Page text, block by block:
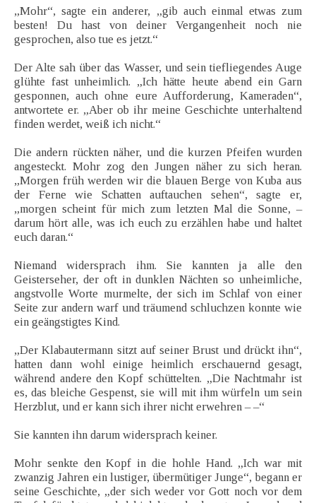
„Mohr“, sagte ein anderer, „gib auch einmal etwas zum
besten! Du hast von deiner Vergangenheit noch nie
gesprochen, also tue es jetzt.“
Der Alte sah über das Wasser, und sein tiefliegendes Auge
glühte fast unheimlich. „Ich hätte heute abend ein Garn
gesponnen, auch ohne eure Aufforderung, Kameraden“,
antwortete er. „Aber ob ihr meine Geschichte unterhaltend
finden werdet, weiß ich nicht.“
Die andern rückten näher, und die kurzen Pfeifen wurden
angesteckt. Mohr zog den Jungen näher zu sich heran.
„Morgen früh werden wir die blauen Berge von Kuba aus
der Ferne wie Schatten auftauchen sehen“, sagte er,
„morgen scheint für mich zum letzten Mal die Sonne, –
darum hört alle, was ich euch zu erzählen habe und haltet
euch daran.“
Niemand widersprach ihm. Sie kannten ja alle den
Geisterseher, der oft in dunklen Nächten so unheimliche,
angstvolle Worte murmelte, der sich im Schlaf von einer
Seite zur andern warf und träumend schluchzen konnte wie
ein geängstigtes Kind.
„Der Klabautermann sitzt auf seiner Brust und drückt ihn“,
hatten dann wohl einige heimlich erschauernd gesagt,
während andere den Kopf schüttelten. „Die Nachtmahr ist
es, das bleiche Gespenst, sie will mit ihm würfeln um sein
Herzblut, und er kann sich ihrer nicht erwehren – –“
Sie kannten ihn darum widersprach keiner.
Mohr senkte den Kopf in die hohle Hand. „Ich war mit
zwanzig Jahren ein lustiger, übermütiger Junge“, begann er
seine Geschichte, „der sich weder vor Gott noch vor dem